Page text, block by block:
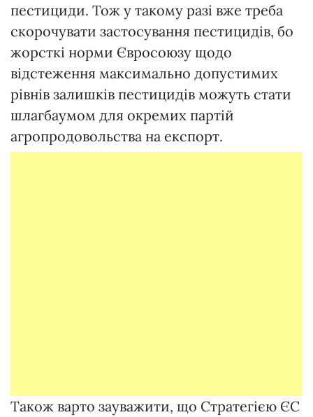
пестициди. Тож у такому разі вже треба
скорочувати застосування пестицидів, бо
жорсткі норми Євросоюзу щодо
відстеження максимально допустимих
рівнів залишків пестицидів можуть стати
шлагбаумом для окремих партій
агропродовольства на експорт.
Також варто зауважити, що Стратегією ЄС